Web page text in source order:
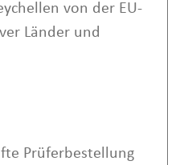
von der EU-
Länder und
Prüferbestellung